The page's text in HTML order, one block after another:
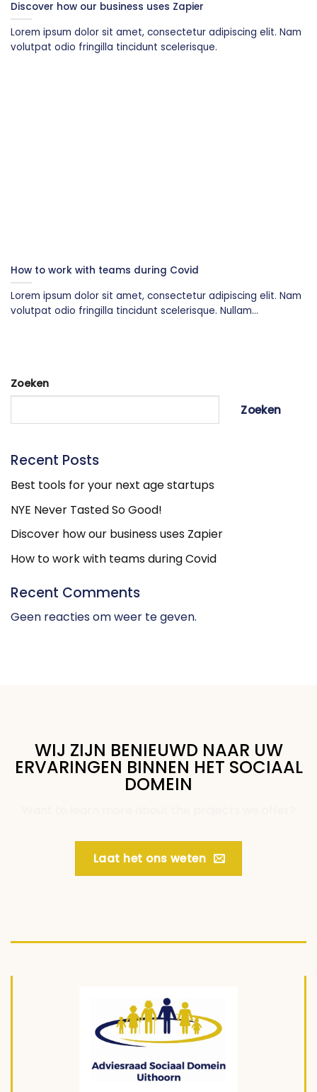
Zoeken
Zoeken
Recent Posts
Best tools for your next age startups
NYE Never Tasted So Good!
Discover how our business uses Zapier
How to work with teams during Covid
Recent Comments
Geen reacties om weer te geven.
Discover how our business uses Zapier
Lorem ipsum dolor sit amet, consectetur adipiscing elit. Nam
volutpat odio fringilla tincidunt scelerisque.
How to work with teams during Covid
Lorem ipsum dolor sit amet, consectetur adipiscing elit. Nam
volutpat odio fringilla tincidunt scelerisque. Nullam...
WIJ ZIJN BENIEUWD NAAR UW
ERVARINGEN BINNEN HET SOCIAAL
DOMEIN
Laat het ons weten